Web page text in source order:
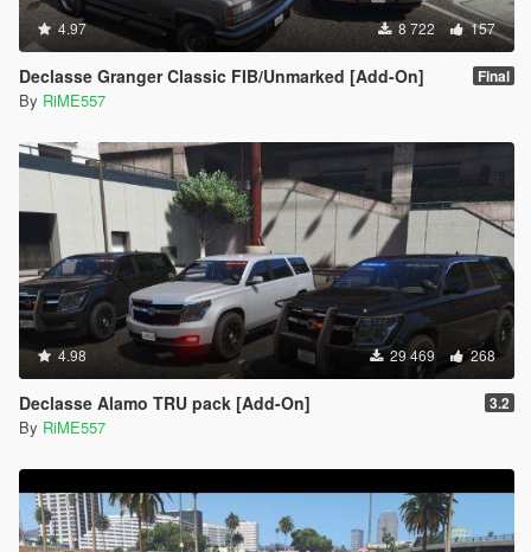
4.97 8 722 157
Declasse Granger Classic FIB/Unmarked [Add-On] Final
By RiME557
4.98 29 469 268
Declasse Alamo TRU pack [Add-On] 3.2
By RiME557